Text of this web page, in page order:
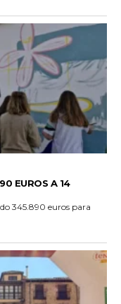
EUROS A 14
345.890 euros para